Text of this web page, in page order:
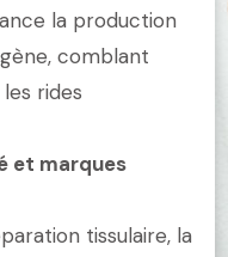
la production
comblant
rides
et marques
tissulaire, la